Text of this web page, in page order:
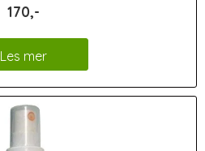
170,-
Les mer